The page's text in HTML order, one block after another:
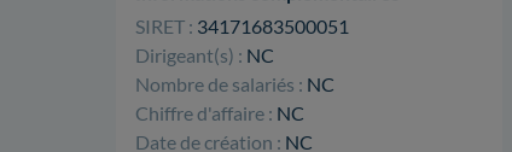
SIRET : 34171683500051
Dirigeant(s) : NC
Nombre de salariés : NC
Chiffre d'affaire : NC
Date de création : NC